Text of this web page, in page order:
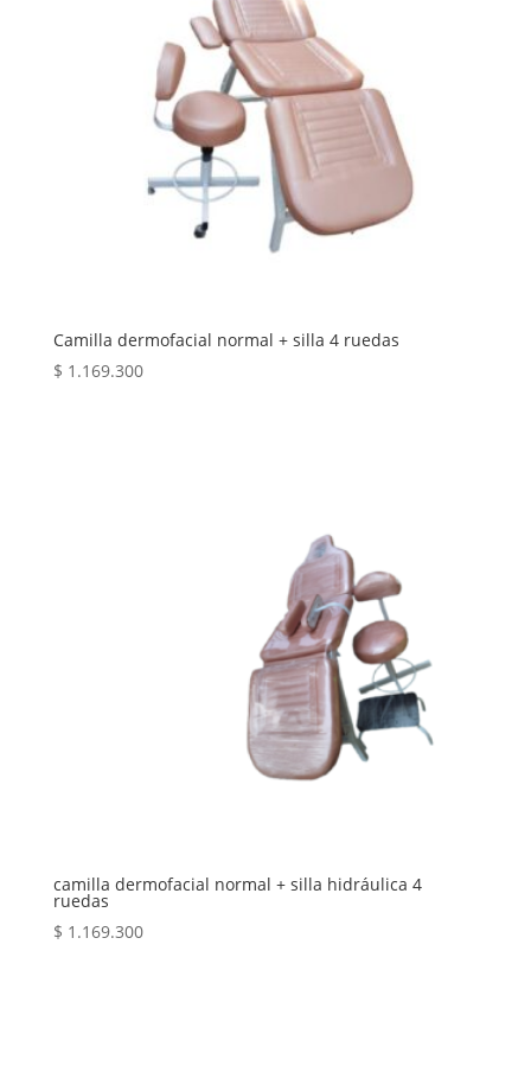
Camilla dermofacial normal + silla 4 ruedas
$ 1.169.300
camilla dermofacial normal + silla hidráulica 4
ruedas
$ 1.169.300